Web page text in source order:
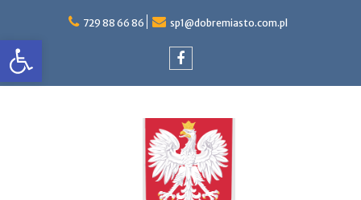
Otwórz pasek narzędzicontent
729 88 66 86 sp1@dobremiasto.com.pl